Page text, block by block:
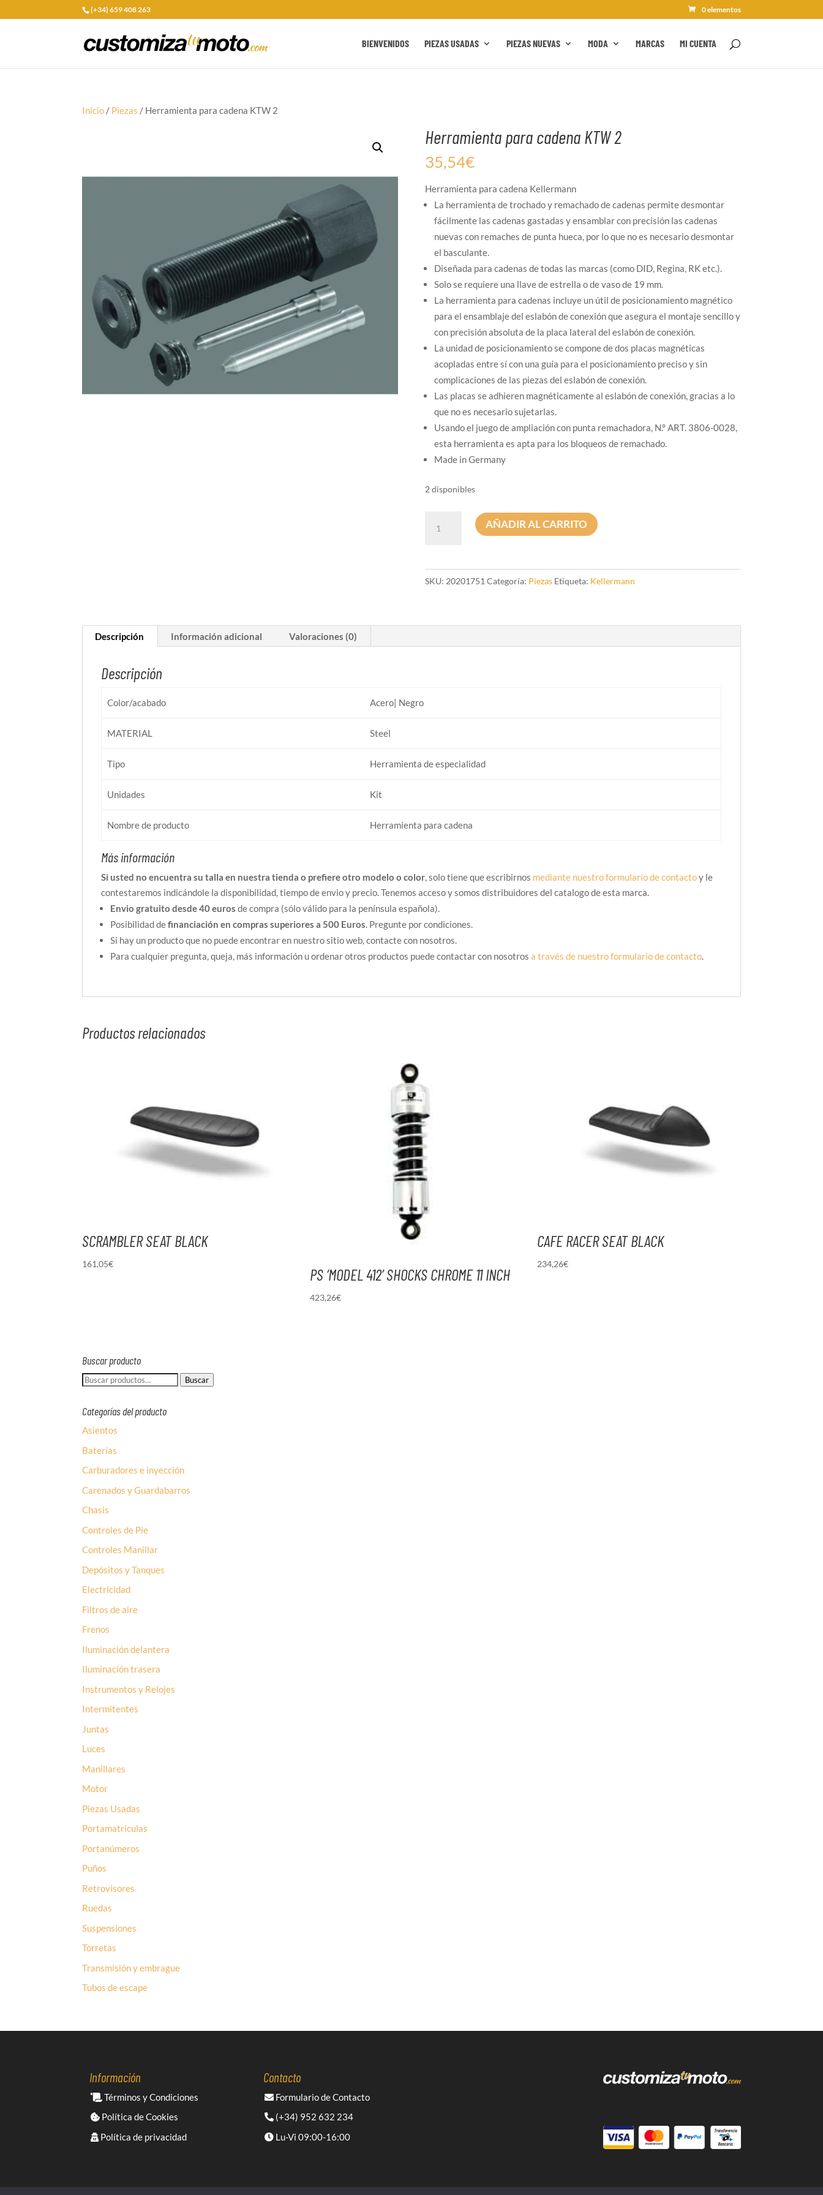
(+34) 659 408 263 0 elementos
BIENVENIDOS PIEZAS USADAS PIEZAS NUEVAS MODA MARCAS MI CUENTA
Inicio / Piezas / Herramienta para cadena KTW 2
Herramienta para cadena KTW 2
35,54€
Herramienta para cadena Kellermann
La herramienta de trochado y remachado de cadenas permite desmontar
fácilmente las cadenas gastadas y ensamblar con precisión las cadenas
nuevas con remaches de punta hueca, por lo que no es necesario desmontar
el basculante.
Diseñada para cadenas de todas las marcas (como DID, Regina, RK etc.).
Solo se requiere una llave de estrella o de vaso de 19 mm.
La herramienta para cadenas incluye un útil de posicionamiento magnético
para el ensamblaje del eslabón de conexión que asegura el montaje sencillo y
con precisión absoluta de la placa lateral del eslabón de conexión.
La unidad de posicionamiento se compone de dos placas magnéticas
acopladas entre sí con una guía para el posicionamiento preciso y sin
complicaciones de las piezas del eslabón de conexión.
Las placas se adhieren magnéticamente al eslabón de conexión, gracias a lo
que no es necesario sujetarlas.
Usando el juego de ampliación con punta remachadora, N.º ART. 3806-0028,
esta herramienta es apta para los bloqueos de remachado.
Made in Germany
2 disponibles
Herramienta
para
2
AÑADIR AL CARRITO
SKU: 20201751 Categoría: Piezas Etiqueta: Kellermann
Descripción Información adicional Valoraciones (0)
Descripción
Color/acabado Acero| Negro
MATERIAL Steel
Tipo Herramienta de especialidad
Unidades Kit
Nombre de producto Herramienta para cadena
Más información
Si usted no encuentra su talla en nuestra tienda o prefiere otro modelo o color, solo tiene que escribirnos mediante nuestro formulario de contactoy le
contestaremos indicándole la disponibilidad, tiempo de envio y precio. Tenemos acceso y somos distribuidores del catalogo de esta marca.
Envio gratuito desde 40 euros de compra (sólo válido para la península española).
Posibilidad definanciación en compras superiores a 500 Euros. Pregunte por condiciones.
Si hay un producto que no puede encontrar en nuestro sitio web, contacte con nosotros.
Para cualquier pregunta, queja, más información u ordenar otros productos puede contactar con nosotrosa través de nuestro formulario de contacto.
Productos relacionados
SCRAMBLER SEAT BLACK
161,05€
PS ‘MODEL 412’ SHOCKS CHROME 11 INCH
423,26€
CAFE RACER SEAT BLACK
234,26€
Buscar producto
Buscar
Buscar
Categorías del producto
Asientos
Baterías
Carburadores e inyección
Carenados y Guardabarros
Chasis
Controles de Pie
Controles Manillar
Depósitos y Tanques
Electricidad
Filtros de aire
Frenos
Iluminación delantera
Iluminación trasera
Instrumentos y Relojes
Intermitentes
Juntas
Luces
Manillares
Motor
Piezas Usadas
Portamatrículas
Portanúmeros
Puños
Retrovisores
Ruedas
Suspensiones
Torretas
Transmisión y embrague
Tubos de escape
Información
Términos y Condiciones
Política de Cookies
Política de privacidad
Contacto
Formulario de Contacto
(+34) 952 632 234
Lu-Vi 09:00-16:00